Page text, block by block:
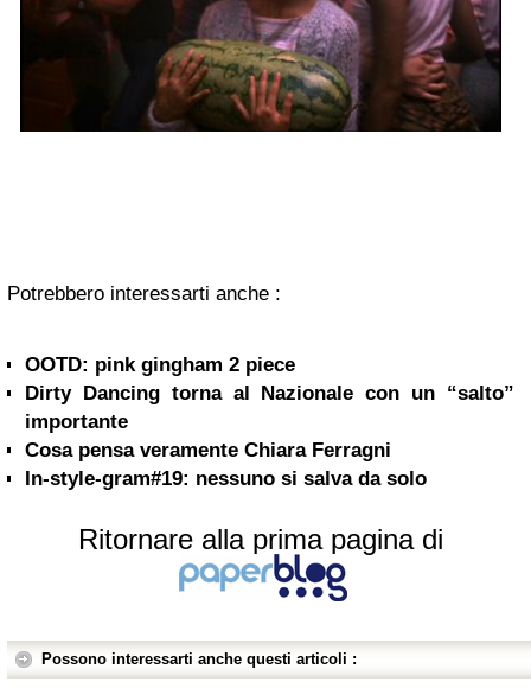
Potrebbero interessarti anche :
OOTD: pink gingham 2 piece
Dirty Dancing torna al Nazionale con un “salto”
importante
Cosa pensa veramente Chiara Ferragni
In-style-gram#19: nessuno si salva da solo
Ritornare alla prima pagina di
Possono interessarti anche questi articoli :